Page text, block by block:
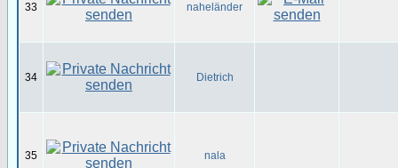
33 naheländer
34 Dietrich
35 nala